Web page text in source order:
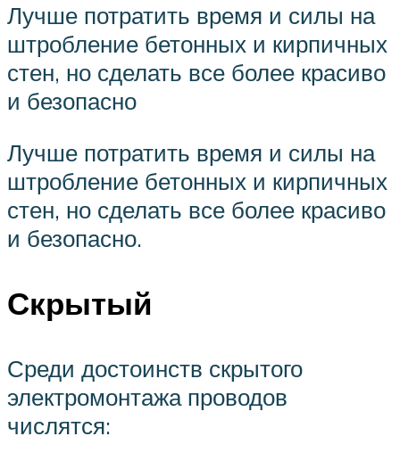
Лучше потратить время и силы на
штробление бетонных и кирпичных
стен, но сделать все более красиво
и безопасно
Лучше потратить время и силы на
штробление бетонных и кирпичных
стен, но сделать все более красиво
и безопасно.
Скрытый
Среди достоинств скрытого
электромонтажа проводов
числятся: